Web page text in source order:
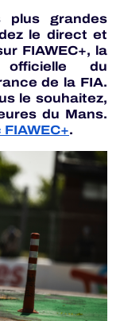
plus grandes
le direct et
FIAWEC+, la
du
de la FIA.
le souhaitez,
du Mans.
.